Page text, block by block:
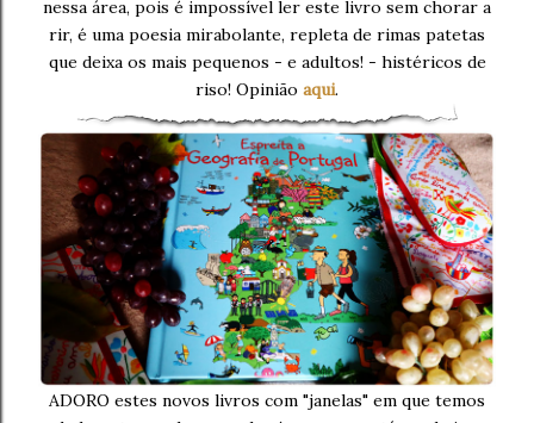
nessa área, pois é impossível ler este livro sem chorar a
rir, é uma poesia mirabolante, repleta de rimas patetas
que deixa os mais pequenos - e adultos! - histéricos de
riso! Opinião aqui.
ADORO estes novos livros com "janelas" em que temos